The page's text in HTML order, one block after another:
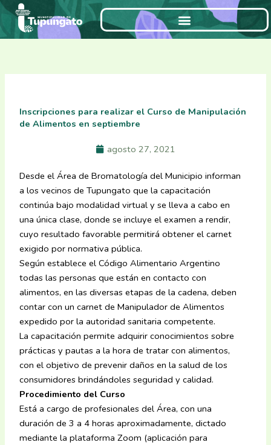
Ir
contenido
Inscripciones para realizar el Curso de Manipulación
de Alimentos en septiembre
agosto 27, 2021
Desde el Área de Bromatología del Municipio informan
a los vecinos de Tupungato que la capacitación
continúa bajo modalidad virtual y se lleva a cabo en
una única clase, donde se incluye el examen a rendir,
cuyo resultado favorable permitirá obtener el carnet
exigido por normativa pública.
Según establece el Código Alimentario Argentino
todas las personas que están en contacto con
alimentos, en las diversas etapas de la cadena, deben
contar con un carnet de Manipulador de Alimentos
expedido por la autoridad sanitaria competente.
La capacitación permite adquirir conocimientos sobre
prácticas y pautas a la hora de tratar con alimentos,
con el objetivo de prevenir daños en la salud de los
consumidores brindándoles seguridad y calidad.
Procedimiento del Curso
Está a cargo de profesionales del Área, con una
duración de 3 a 4 horas aproximadamente, dictado
mediante la plataforma Zoom (aplicación para